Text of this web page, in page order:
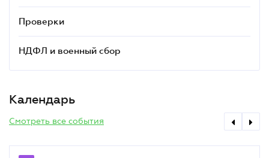
Проверки
НДФЛ и военный сбор
Календарь
Смотреть все события